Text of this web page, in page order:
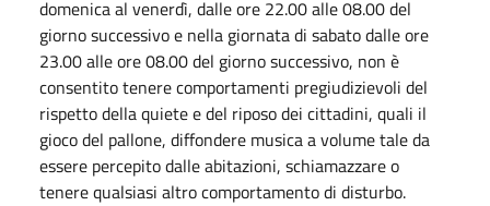
domenica al venerdì, dalle ore 22.00 alle 08.00 del
giorno successivo e nella giornata di sabato dalle ore
23.00 alle ore 08.00 del giorno successivo, non è
consentito tenere comportamenti pregiudizievoli del
rispetto della quiete e del riposo dei cittadini, quali il
gioco del pallone, diffondere musica a volume tale da
essere percepito dalle abitazioni, schiamazzare o
tenere qualsiasi altro comportamento di disturbo.